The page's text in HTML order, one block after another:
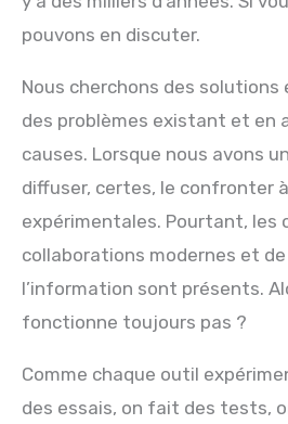
pouvons en discuter.
Nous cherchons des solutions
des problèmes existant et en
causes. Lorsque nous avons
diffuser, certes, le confronter
expérimentales. Pourtant, les
collaborations modernes et
l’information sont présents.
fonctionne toujours pas ?
Comme chaque outil
des essais, on fait des tests,